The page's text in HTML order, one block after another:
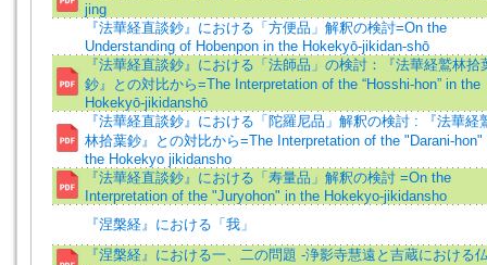
jing
『法華経直談鈔』における「方便品」解釈の検討=On the
Understanding of Hobenpon in the Hokekyō-jikidan-shō
『法華経直談鈔』における「法師品」の検討：『法華経鷲林拾
鈔』との対比から=The Interpretation of the “Hosshi-hon” in the
Hokekyō-jikidanshō
『法華経直談鈔』における「陀羅尼品」解釈の検討 : 『法華経
林拾葉鈔』との対比から=The Interpretation of the "Darani-hon"
the Hokekyo jikidansho
『法華経直談鈔』における「寿量品」解釈の検討 =On the
Interpretation of the "Juryohon" in the Hokekyo-jikidansho
『涅槃経』における「我」
『涅槃経』における一、二の問題 -浄影寺慧遠と吉蔵における